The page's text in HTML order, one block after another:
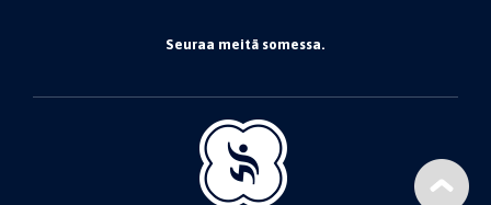
Seuraa meitä somessa.